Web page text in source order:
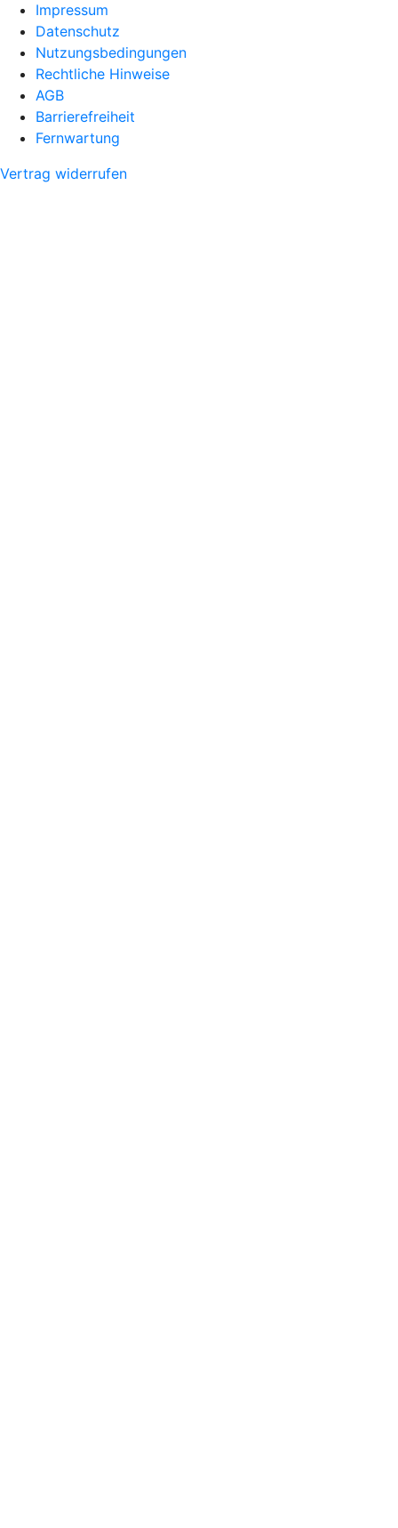
Impressum
Datenschutz
Nutzungsbedingungen
Rechtliche Hinweise
AGB
Barrierefreiheit
Fernwartung
Vertrag widerrufen